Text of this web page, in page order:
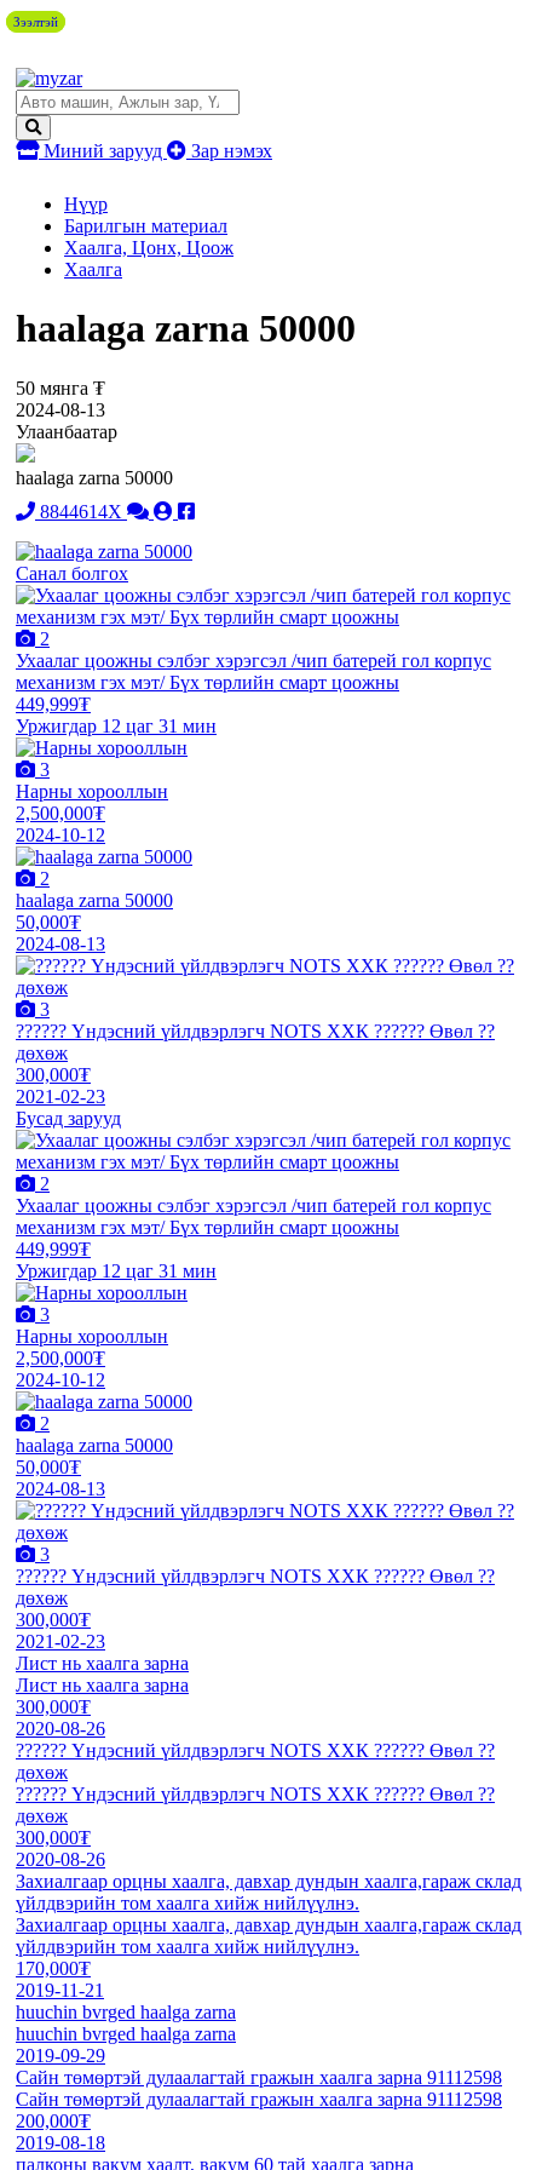
Миний зарууд Зар нэмэх
Нүүр
Барилгын материал
Хаалга, Цонх, Цоож
Хаалга
haalaga zarna 50000
50 мянга ₮
2024-08-13
Улаанбаатар
haalaga zarna 50000
8844614X
Санал болгох
2
Ухаалаг цоожны сэлбэг хэрэгсэл /чип батерей гол корпус
механизм гэх мэт/ Бүх төрлийн смарт цоожны
449,999₮
Уржигдар 12 цаг 31 мин
Зээлтэй
3
Нарны хорооллын
2,500,000₮
2024-10-12
2
haalaga zarna 50000
50,000₮
2024-08-13
3
?????? Үндэсний үйлдвэрлэгч NOTS ХХК ?????? Өвөл ?️?️
дөхөж
300,000₮
2021-02-23
Бусад зарууд
2
Ухаалаг цоожны сэлбэг хэрэгсэл /чип батерей гол корпус
механизм гэх мэт/ Бүх төрлийн смарт цоожны
449,999₮
Уржигдар 12 цаг 31 мин
Зээлтэй
3
Нарны хорооллын
2,500,000₮
2024-10-12
2
haalaga zarna 50000
50,000₮
2024-08-13
3
?????? Үндэсний үйлдвэрлэгч NOTS ХХК ?????? Өвөл ?️?️
дөхөж
300,000₮
2021-02-23
Лист нь хаалга зарна
Лист нь хаалга зарна
300,000₮
2020-08-26
?????? Үндэсний үйлдвэрлэгч NOTS ХХК ?????? Өвөл ?️?️
дөхөж
?????? Үндэсний үйлдвэрлэгч NOTS ХХК ?????? Өвөл ?️?️
дөхөж
300,000₮
2020-08-26
Захиалгаар орцны хаалга, давхар дундын хаалга,гараж склад
үйлдвэрийн том хаалга хийж нийлүүлнэ.
Захиалгаар орцны хаалга, давхар дундын хаалга,гараж склад
үйлдвэрийн том хаалга хийж нийлүүлнэ.
170,000₮
2019-11-21
huuchin bvrged haalga zarna
huuchin bvrged haalga zarna
2019-09-29
Сайн төмөртэй дулаалагтай гражын хаалга зарна 91112598
Сайн төмөртэй дулаалагтай гражын хаалга зарна 91112598
200,000₮
2019-08-18
палконы вакум хаалт, вакум 60 тай хаалга зарна